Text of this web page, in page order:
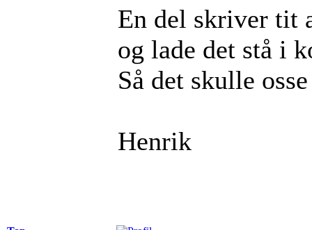
En del skriver tit
og lade det stå i
Så det skulle
Henrik